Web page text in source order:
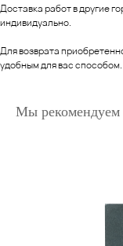
Доставка работ в другие
индивидуально.
Для возврата
удобным для вас способом.
Мы рекомендуем